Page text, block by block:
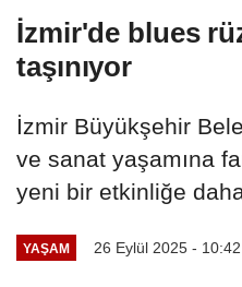
İzmir'de blues
taşınıyor
İzmir Büyükşehir
ve sanat yaşamına
yeni bir etkinliğe
YAŞAM 26 Eylül 2025 - 10:42